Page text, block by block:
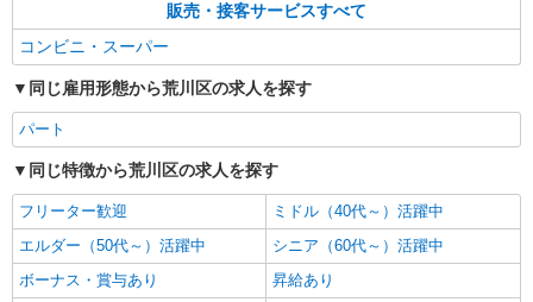
販売・接客サービスすべて
コンビニ・スーパー
同じ雇用形態から荒川区の求人を探す
パート
同じ特徴から荒川区の求人を探す
フリーター歓迎
ミドル（40代～）活躍中
エルダー（50代～）活躍中
シニア（60代～）活躍中
ボーナス・賞与あり
昇給あり